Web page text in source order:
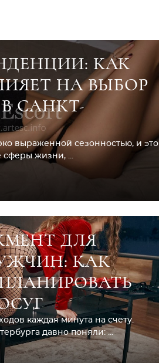
КАК
НА ВЫБОР
САНКТ-
выраженной сезонностью, и это
сферы жизни, ...
ДЛЯ
КАК
каждая минута на счету.
давно поняли: ...